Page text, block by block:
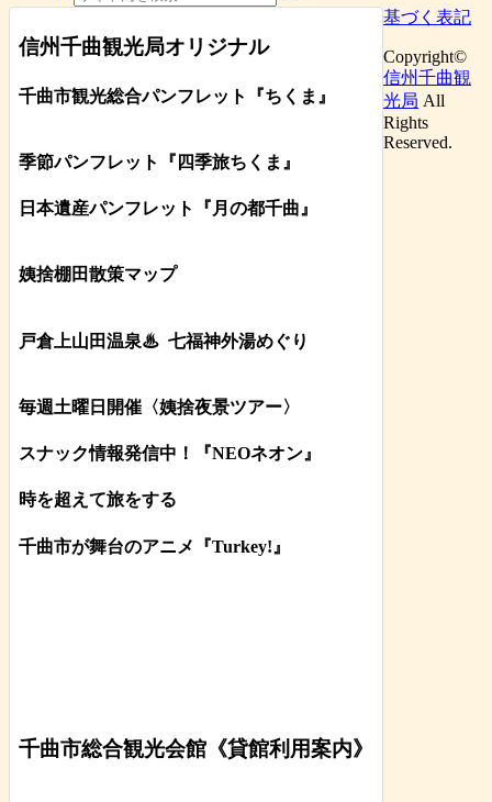
信州千曲観光局オリジナル
千曲市観光総合パンフレット 『ちくま 』
季節パンフレット『四季旅ちくま』
日本遺産パンフレット 『月の都千曲 』
姨捨棚田散策マップ
戸倉上山田温泉♨ 七福神外湯めぐり
毎週土曜日開催〈姨捨夜景ツアー〉
スナック情報発信中！『NEOネオン』
時を超えて旅をする
千曲市が舞台のアニメ『Turkey!』
千曲市総合観光会館《貸館利用案内》
基づく表記
Copyright©
信州千曲観
光局 All
Rights
Reserved.